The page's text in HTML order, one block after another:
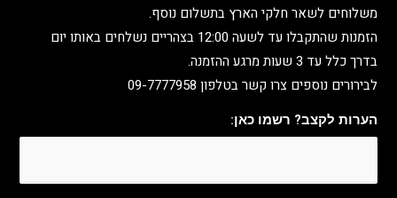
משלוחים לשאר חלקי הארץ בתשלום נוסף.
הזמנות שהתקבלו עד לשעה 12:00 בצהריים נשלחים באותו יום
בדרך כלל עד 3 שעות מרגע ההזמנה.
לבירורים נוספים צרו קשר בטלפון 09-7777958
הערות לקצב? רשמו כאן: